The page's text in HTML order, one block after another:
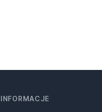
INFORMACJE